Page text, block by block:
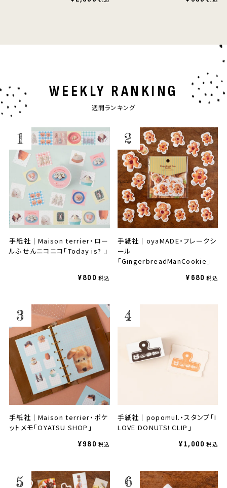
WEEKLY RANKING
週間ランキング
手紙社｜Maison terrier・ロー
ルふせんニコニコ「Today is? 」
¥800
手紙社｜oyaMADE・フレークシ
ール
「GingerbreadManCookie」
¥680
手紙社｜Maison terrier・ポケ
ットメモ「OYATSU SHOP」
¥980
手紙社｜popomul.・スタンプ「I
LOVE DONUTS! CLIP」
¥1,000